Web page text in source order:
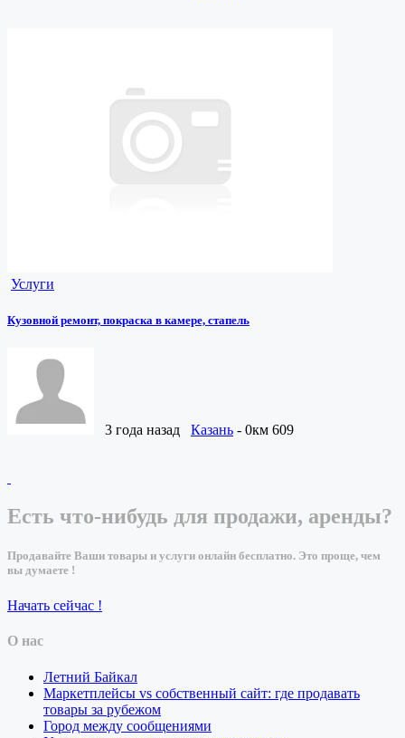
Услуги
Кузовной ремонт, покраска в камере, стапель
3 года назад Казань - 0км 609
Есть что-нибудь для продажи, аренды?
Продавайте Ваши товары и услуги онлайн бесплатно. Это проще, чем
вы думаете !
Начать сейчас !
О нас
Летний Байкал
Маркетплейсы vs собственный сайт: где продавать
товары за рубежом
Город между сообщениями